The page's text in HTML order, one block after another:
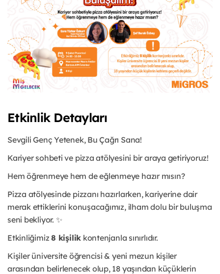
Etkinlik Detayları
Sevgili Genç Yetenek, Bu Çağrı Sana!
Kariyer sohbeti ve pizza atölyesini bir araya getiriyoruz!
Hem öğrenmeye hem de eğlenmeye hazır mısın?
Pizza atölyesinde pizzanı hazırlarken, kariyerine dair
merak ettiklerini konuşacağımız, ilham dolu bir buluşma
seni bekliyor. ✨
Etkinliğimiz8 kişilik kontenjanla sınırlıdır.
Kişiler üniversite öğrencisi & yeni mezun kişiler
arasından belirlenecek olup, 18 yaşından küçüklerin